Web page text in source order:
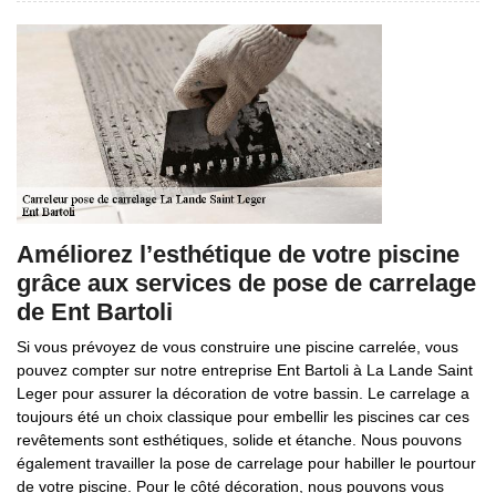
Améliorez l’esthétique de votre piscine
grâce aux services de pose de carrelage
de Ent Bartoli
Si vous prévoyez de vous construire une piscine carrelée, vous
pouvez compter sur notre entreprise Ent Bartoli à La Lande Saint
Leger pour assurer la décoration de votre bassin. Le carrelage a
toujours été un choix classique pour embellir les piscines car ces
revêtements sont esthétiques, solide et étanche. Nous pouvons
également travailler la pose de carrelage pour habiller le pourtour
de votre piscine. Pour le côté décoration, nous pouvons vous